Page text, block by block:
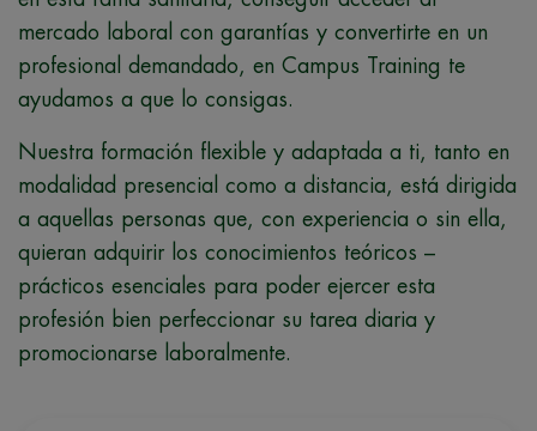
mercado laboral con garantías y convertirte en un
profesional demandado, en Campus Training te
ayudamos a que lo consigas.
Nuestra formación flexible y adaptada a ti, tanto en
modalidad presencial como a distancia, está dirigida
a aquellas personas que, con experiencia o sin ella,
quieran adquirir los conocimientos teóricos –
prácticos esenciales para poder ejercer esta
profesión bien perfeccionar su tarea diaria y
promocionarse laboralmente.